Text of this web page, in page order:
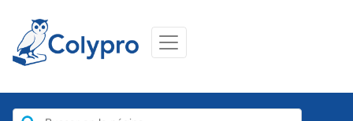
Buscar: